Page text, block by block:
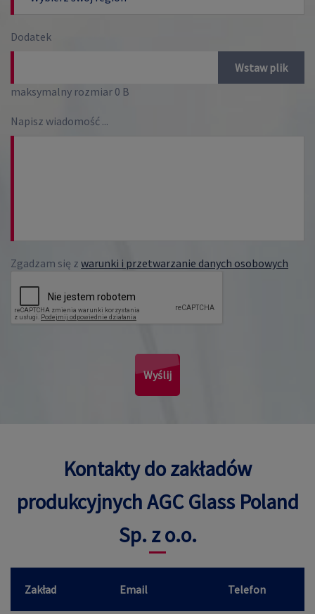
Dodatek
Wstaw plik
maksymalny rozmiar 0 B
Napisz wiadomość ...
Zgadzam się z warunki i przetwarzanie danych osobowych
Wyślij
Kontakty do zakładów
produkcyjnych AGC Glass Poland
Sp. z o.o.
Zakład Email Telefon